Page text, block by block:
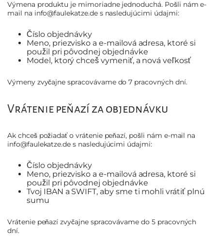
Výmena produktu je mimoriadne jednoduchá. Pošli nám e-
mail na info@faulekatze.de s nasledujúcimi údajmi:
Číslo objednávky
Meno, priezvisko a e-mailová adresa, ktoré si
použil pri pôvodnej objednávke
Model, ktorý chceš vymeniť, a nová veľkosť
Výmeny zvyčajne spracovávame do 7 pracovných dní.
Vrátenie peňazí za objednávku
Ak chceš požiadať o vrátenie peňazí, pošli nám e-mail na
info@faulekatze.de s nasledujúcimi údajmi:
Číslo objednávky
Meno, priezvisko a e-mailová adresa, ktoré si
použil pri pôvodnej objednávke
Tvoj IBAN a SWIFT, aby sme ti mohli vrátiť plnú
sumu
Vrátenie peňazí zvyčajne spracovávame do 5 pracovných
dní.